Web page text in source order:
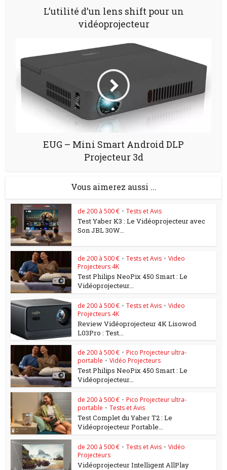
L’utilité d’un lens shift pour un
vidéoprojecteur
EUG – Mini Smart Android DLP
Projecteur 3d
Vous aimerez aussi ...
de 200 à 500 € • Tests et Avis
Test Yaber K3 : Le Vidéoprojecteur avec
Son JBL 30W...
de 200 à 500 € • Tests et Avis • Video
Projecteurs 4K
Test Philips NeoPix 450 Smart : Le
Vidéoprojecteur...
de 200 à 500 € • Tests et Avis • Video
Projecteurs 4K
Review Vidéoprojecteur 4K Lisowod
L03Pro : Test...
de 200 à 500 € • Pico Projecteur ultra-
portable • Vidéo Projecteurs
Test Philips NeoPix 450 Smart : Le
Vidéoprojecteur...
de 200 à 500 € • Pico Projecteur ultra-
portable • Tests et Avis
Test Complet du Yaber T2 : Le
Vidéoprojecteur Portable...
de 200 à 500 € • Tests et Avis • Vidéo
Projecteurs
Vidéoprojecteur Intelligent AllPlay